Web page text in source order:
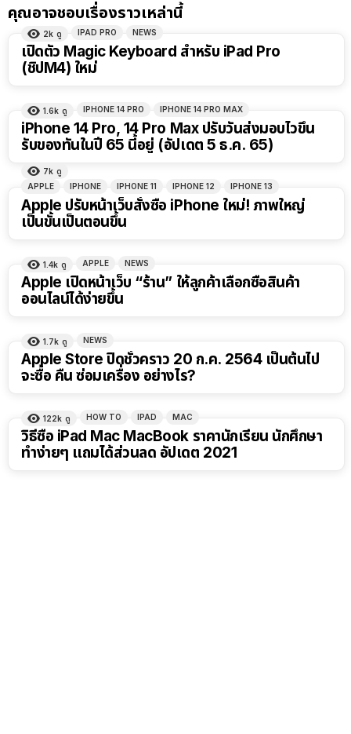
คุณอาจชอบเรื่องราวเหล่านี้
2k ดู IPAD PRO NEWS
เปิดตัว Magic Keyboard สำหรับ iPad Pro
(ชิปM4) ใหม่
1.6k ดู IPHONE 14 PRO IPHONE 14 PRO MAX
iPhone 14 Pro, 14 Pro Max ปรับวันส่งมอบไวขึ้น
รับของทันในปี 65 นี้อยู่ (อัปเดต 5 ธ.ค. 65)
7k ดู
APPLE
IPHONE IPHONE 11 IPHONE 12 IPHONE 13
Apple ปรับหน้าเว็บสั่งซื้อ iPhone ใหม่! ภาพใหญ่
เป็นขั้นเป็นตอนขึ้น
1.4k ดู APPLE NEWS
Apple เปิดหน้าเว็บ “ร้าน” ให้ลูกค้าเลือกซื้อสินค้า
ออนไลน์ได้ง่ายขึ้น
1.7k ดู NEWS
Apple Store ปิดชั่วคราว 20 ก.ค. 2564 เป็นต้นไป
จะซื้อ คืน ซ่อมเครื่อง อย่างไร?
122k ดู HOW TO IPAD MAC
วิธีซื้อ iPad Mac MacBook ราคานักเรียน นักศึกษา
ทำง่ายๆ แถมได้ส่วนลด อัปเดต 2021